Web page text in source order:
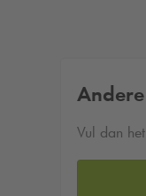
Vul dan